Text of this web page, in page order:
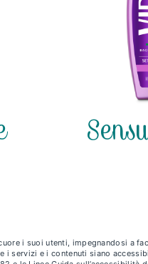
i suoi utenti, impegnandosi a
i servizi e i contenuti siano